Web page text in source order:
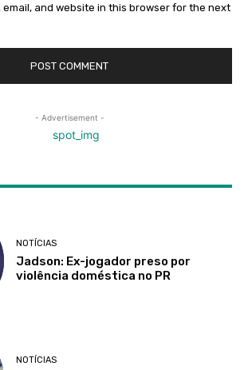
email, and website in this browser for the next
- Advertisement -
NOTÍCIAS
Jadson: Ex-jogador preso por
violência doméstica no PR
NOTÍCIAS